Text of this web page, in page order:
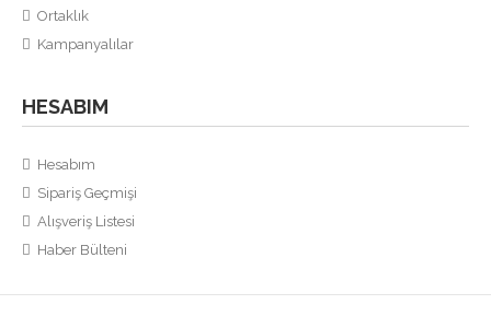
Ortaklık
Kampanyalılar
HESABIM
Hesabım
Sipariş Geçmişi
Alışveriş Listesi
Haber Bülteni